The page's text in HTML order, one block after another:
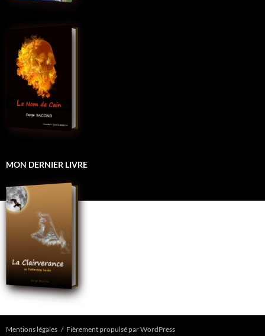
MON DERNIER LIVRE
Mentions légales Fièrement propulsé par WordPress